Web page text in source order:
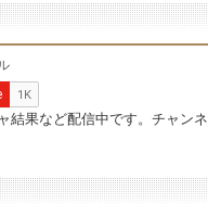
結果など配信中です。チャンネ